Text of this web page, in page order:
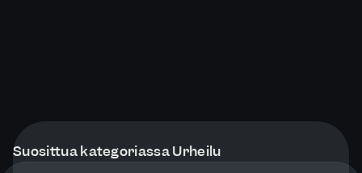
Suosittua kategoriassa Urheilu